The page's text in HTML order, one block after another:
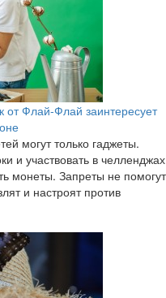
Флай-Флай заинтересует
могут только гаджеты.
и участвовать в челленджах
монеты. Запреты не помогут
и настроят против